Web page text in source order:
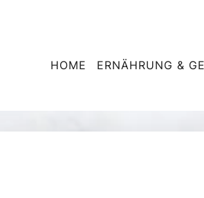
HOME ERNÄHRUNG &